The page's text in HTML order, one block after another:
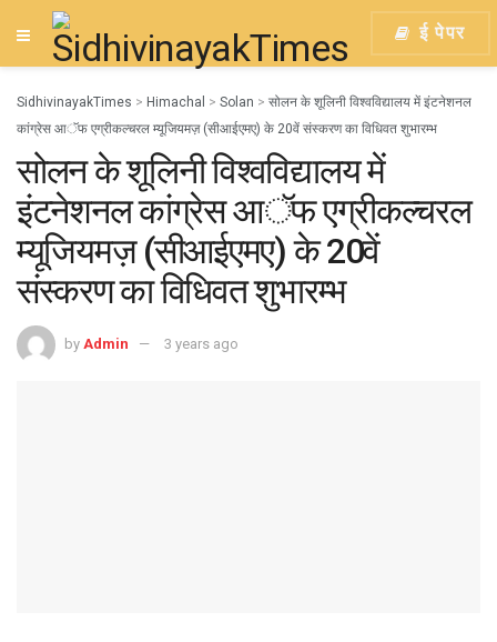
ई पेपर
SidhivinayakTimes > Himachal > Solan > सोलन के शूलिनी विश्वविद्यालय में इंटनेशनल
कांग्रेस आॅफ एग्रीकल्चरल म्यूजियमज़ (सीआईएमए) के 20वें संस्करण का विधिवत शुभारम्भ
सोलन के शूलिनी विश्वविद्यालय में
इंटनेशनल कांग्रेस आॅफ एग्रीकल्चरल
म्यूजियमज़ (सीआईएमए) के 20वें
संस्करण का विधिवत शुभारम्भ
by Admin 3 years ago